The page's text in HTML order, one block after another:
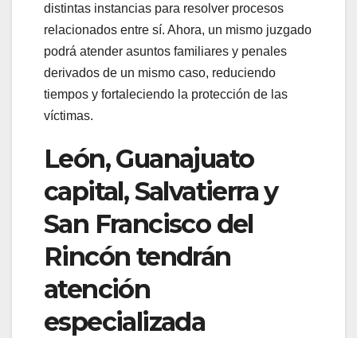
distintas instancias para resolver procesos
relacionados entre sí. Ahora, un mismo juzgado
podrá atender asuntos familiares y penales
derivados de un mismo caso, reduciendo
tiempos y fortaleciendo la protección de las
víctimas.
León, Guanajuato
capital, Salvatierra y
San Francisco del
Rincón tendrán
atención
especializada